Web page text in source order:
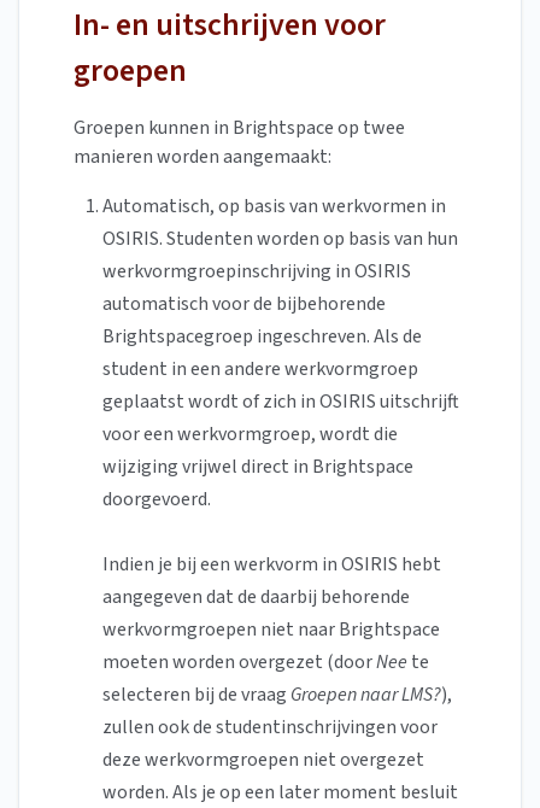
In- en uitschrijven voor
groepen
Groepen kunnen in Brightspace op twee
manieren worden aangemaakt:
Automatisch, op basis van werkvormen in
OSIRIS. Studenten worden op basis van hun
werkvormgroepinschrijving in OSIRIS
automatisch voor de bijbehorende
Brightspacegroep ingeschreven. Als de
student in een andere werkvormgroep
geplaatst wordt of zich in OSIRIS uitschrijft
voor een werkvormgroep, wordt die
wijziging vrijwel direct in Brightspace
doorgevoerd.
Indien je bij een werkvorm in OSIRIS hebt
aangegeven dat de daarbij behorende
werkvormgroepen niet naar Brightspace
moeten worden overgezet (doorNee te
selecteren bij de vraag Groepen naar LMS?),
zullen ook de studentinschrijvingen voor
deze werkvormgroepen niet overgezet
worden. Als je op een later moment besluit